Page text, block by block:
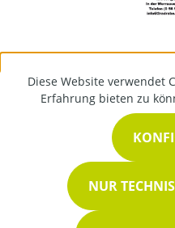
Diese Website verwendet
Erfahrung bieten zu
NUR